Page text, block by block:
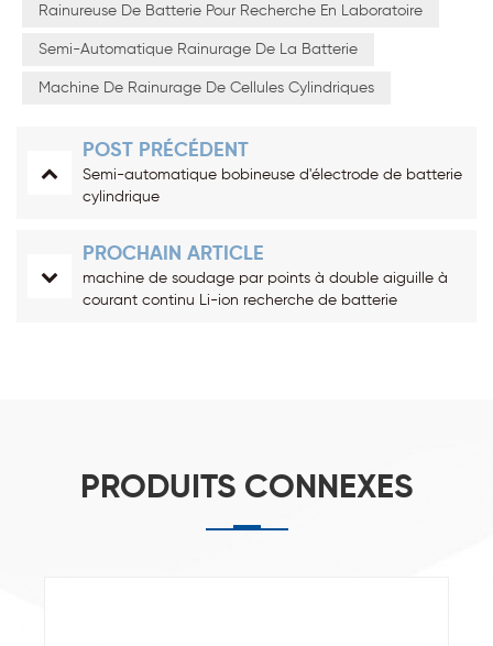
Rainureuse De Batterie Pour Recherche En Laboratoire
Semi-Automatique Rainurage De La Batterie
Machine De Rainurage De Cellules Cylindriques
POST PRÉCÉDENT
Semi-automatique bobineuse d'électrode de batterie
cylindrique
PROCHAIN ARTICLE
machine de soudage par points à double aiguille à
courant continu Li-ion recherche de batterie
PRODUITS CONNEXES